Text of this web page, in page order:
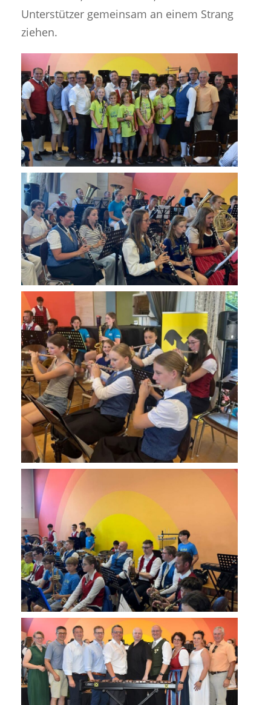
Unterstützer gemeinsam an einem Strang
ziehen.